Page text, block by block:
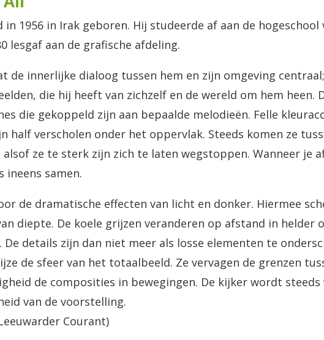
in 1956 in Irak geboren. Hij studeerde af aan de
lesgaf aan de grafische afdeling.
de innerlijke dialoog tussen hem en zijn omgeving
die hij heeft van zichzelf en de wereld om hem heen.
die gekoppeld zijn aan bepaalde melodieën. Felle
half verscholen onder het oppervlak. Steeds komen ze
ze te sterk zijn zich te laten wegstoppen. Wanneer je
ineens samen.
de dramatische effecten van licht en donker. Hiermee
diepte. De koele grijzen veranderen op afstand in helder
De details zijn dan niet meer als losse elementen te
de sfeer van het totaalbeeld. Ze vervagen de grenzen
de composities in bewegingen. De kijker wordt
van de voorstelling.
Courant)